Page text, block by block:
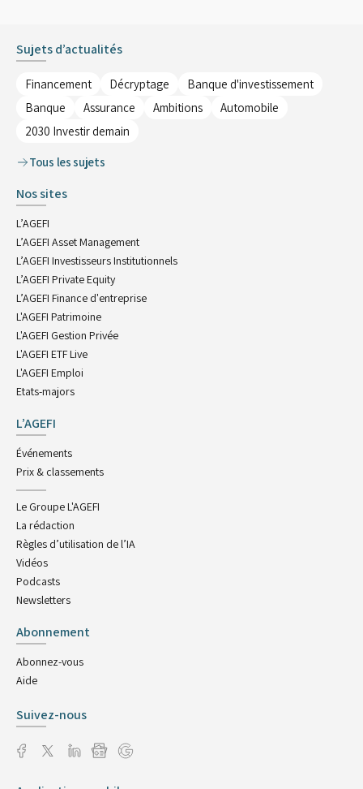
Sujets d’actualités
Financement Décryptage
Banque d'investissement
Banque
Assurance Ambitions
Automobile
2030 Investir demain
Tous les sujets
Nos sites
L’AGEFI
L’AGEFI Asset Management
L’AGEFI Investisseurs Institutionnels
L’AGEFI Private Equity
L’AGEFI Finance d'entreprise
L'AGEFI Patrimoine
L'AGEFI Gestion Privée
L'AGEFI ETF Live
L'AGEFI Emploi
Etats-majors
L’AGEFI
Événements
Prix & classements
Le Groupe L'AGEFI
La rédaction
Règles d’utilisation de l’IA
Vidéos
Podcasts
Newsletters
Abonnement
Abonnez-vous
Aide
Suivez-nous